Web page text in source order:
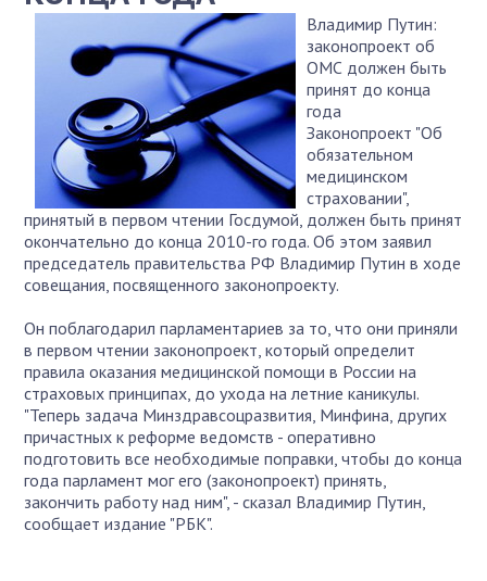
Владимир Путин:
законопроект об
ОМС должен быть
принят до конца
года
Законопроект "Об
обязательном
медицинском
страховании",
принятый в первом чтении Госдумой, должен быть принят
окончательно до конца 2010-го года. Об этом заявил
председатель правительства РФ Владимир Путин в ходе
совещания, посвященного законопроекту.
Он поблагодарил парламентариев за то, что они приняли
в первом чтении законопроект, который определит
правила оказания медицинской помощи в России на
страховых принципах, до ухода на летние каникулы.
"Теперь задача Минздравсоцразвития, Минфина, других
причастных к реформе ведомств - оперативно
подготовить все необходимые поправки, чтобы до конца
года парламент мог его (законопроект) принять,
закончить работу над ним", - сказал Владимир Путин,
сообщает издание "РБК".